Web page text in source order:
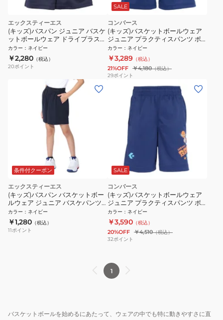
エックスティーエス
(キッズ)バスパン ジュニア バスケ
ットボールウェア ドライプラス
ネイビー 751TS4ES0021NVY
カラー ： ネイビー
￥2,280 （税込）
20ポイント
SALE
コンバース
(キッズ)バスケットボールウェア
ジュニア プラクティスパンツ ポ
ケット付き CB461854-2800
カラー ： ネイビー
￥3,289 （税込）
21%OFF ￥4,180（税込）
29ポイント
条件付クーポン
エックスティーエス
(キッズ)バスパン バスケットボー
ルウェア ジュニア バスケパンツ
ネイビー 751G2TF7167NVY
カラー ： ネイビー
￥1,280 （税込）
11ポイント
SALE
コンバース
(キッズ)バスケットボールウェア
ジュニア プラクティスパンツ ポ
ケット付 CB452860-2800
カラー ： ネイビー
￥3,590 （税込）
20%OFF ￥4,510（税込）
32ポイント
1
バスケットボールを始めるにあたって、ウェアの中でも特に動きやすさに直